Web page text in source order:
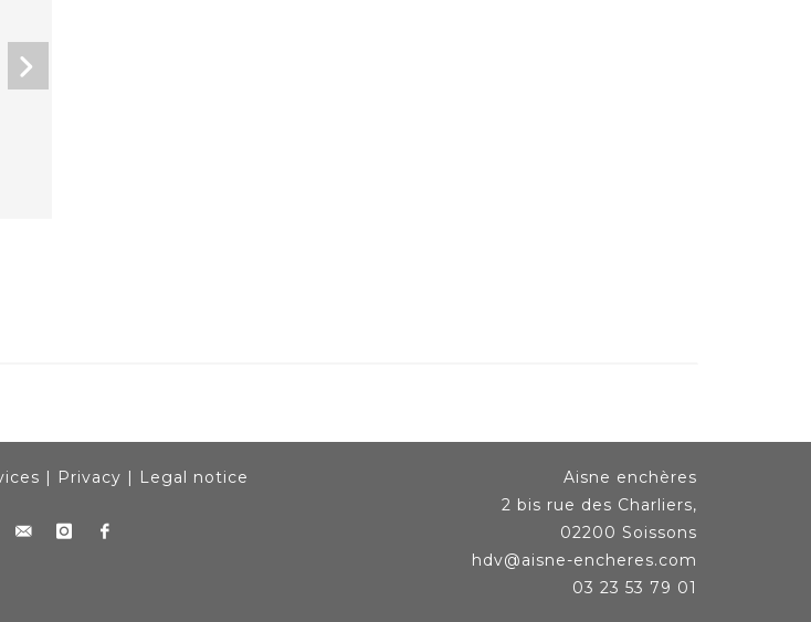
| Privacy | Legal notice
Aisne enchères
2 bis rue des Charliers,
02200 Soissons
hdv@aisne-encheres.com
03 23 53 79 01